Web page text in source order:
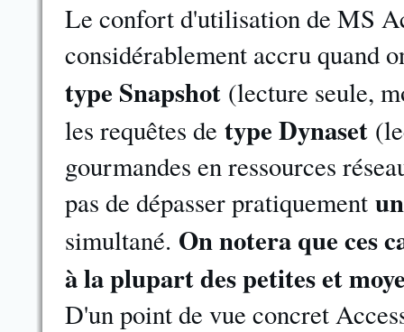
Le confort d'utilisation de MS
considérablement accru quand
type Snapshot (lecture seule,
les requêtes de type Dynaset
gourmandes en ressources
pas de dépasser pratiquement
simultané. On notera que ces
à la plupart des petites et
D'un point de vue concret